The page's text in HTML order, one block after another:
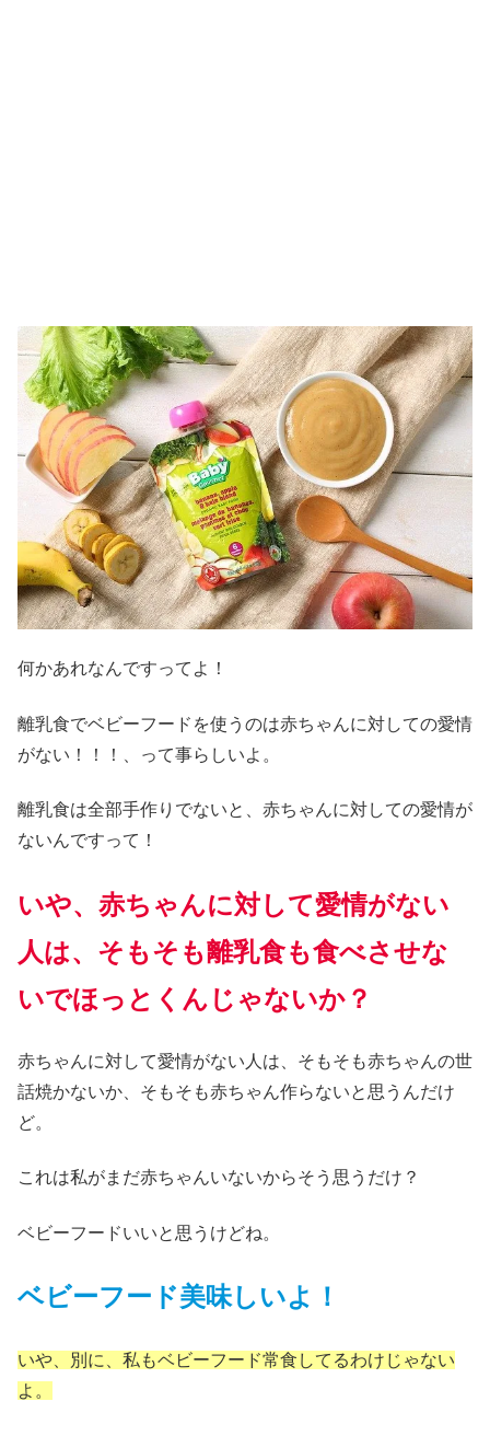
何かあれなんですってよ！
離乳食でベビーフードを使うのは赤ちゃんに対しての愛情
がない！！！、って事らしいよ。
離乳食は全部手作りでないと、赤ちゃんに対しての愛情が
ないんですって！
いや、赤ちゃんに対して愛情がない
人は、そもそも離乳食も食べさせな
いでほっとくんじゃないか？
赤ちゃんに対して愛情がない人は、そもそも赤ちゃんの世
話焼かないか、そもそも赤ちゃん作らないと思うんだけ
ど。
これは私がまだ赤ちゃんいないからそう思うだけ？
ベビーフードいいと思うけどね。
ベビーフード美味しいよ！
いや、別に、私もベビーフード常食してるわけじゃない
よ。